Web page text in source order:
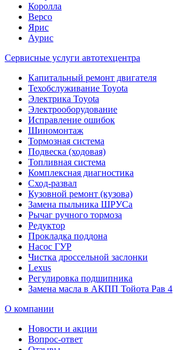
Королла
Версо
Ярис
Аурис
Сервисные услуги автотехцентра
Капитальный ремонт двигателя
Техобслуживание Toyota
Электрика Toyota
Электрооборудование
Исправление ошибок
Шиномонтаж
Тормозная система
Подвеска (ходовая)
Топливная система
Комплексная диагностика
Сход-развал
Кузовной ремонт (кузова)
Замена пыльника ШРУСа
Рычаг ручного тормоза
Редуктор
Прокладка поддона
Насос ГУР
Чистка дроссельной заслонки
Lexus
Регулировка подшипника
Замена масла в АКПП Тойота Рав 4
О компании
Новости и акции
Вопрос-ответ